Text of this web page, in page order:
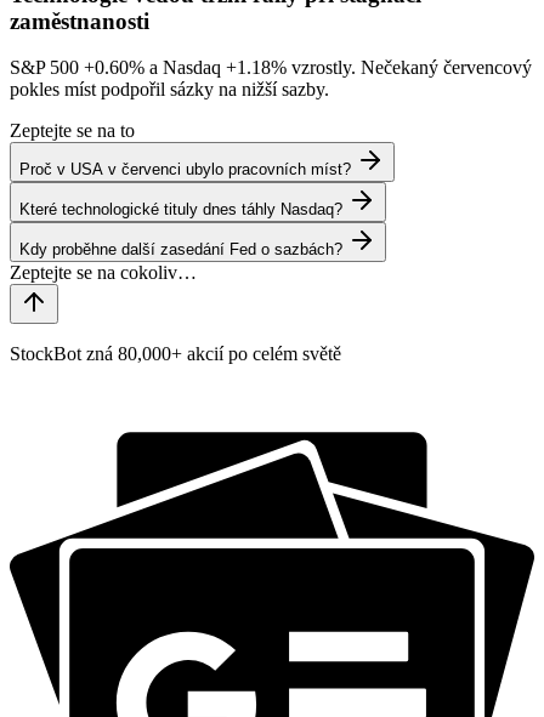
zaměstnanosti
S&P 500 +0.60% a Nasdaq +1.18% vzrostly. Nečekaný červencový
pokles míst podpořil sázky na nižší sazby.
Zeptejte se na to
Proč v USA v červenci ubylo pracovních míst?
Které technologické tituly dnes táhly Nasdaq?
Kdy proběhne další zasedání Fed o sazbách?
StockBot zná 80,000+ akcií po celém světě